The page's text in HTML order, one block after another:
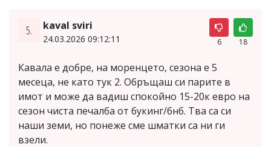
5. kaval sviri
24.03.2026 09:12:11 6 18
Кавала е добре, на моренцето, сезона е 5
месеца, не като тук 2. Обръщаш си парите в
имот и може да вадиш спокойно 15-20к евро на
сезон чиста печалба от букинг/бнб. Тва са си
наши земи, но понеже сме шматки са ни ги
взели.